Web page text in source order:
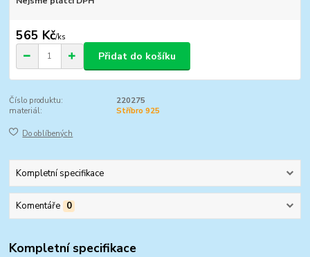
565 Kč/ks
Přidat do košíku
Číslo produktu:
220275
materiál:
Stříbro 925
Do oblíbených
Kompletní specifikace
Komentáře 0
Kompletní specifikace